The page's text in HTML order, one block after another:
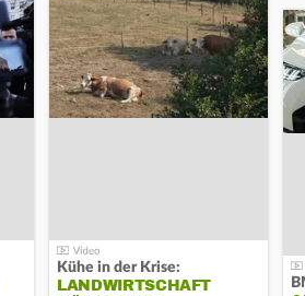
Kühe in der Krise:
LANDWIRTSCHAFT